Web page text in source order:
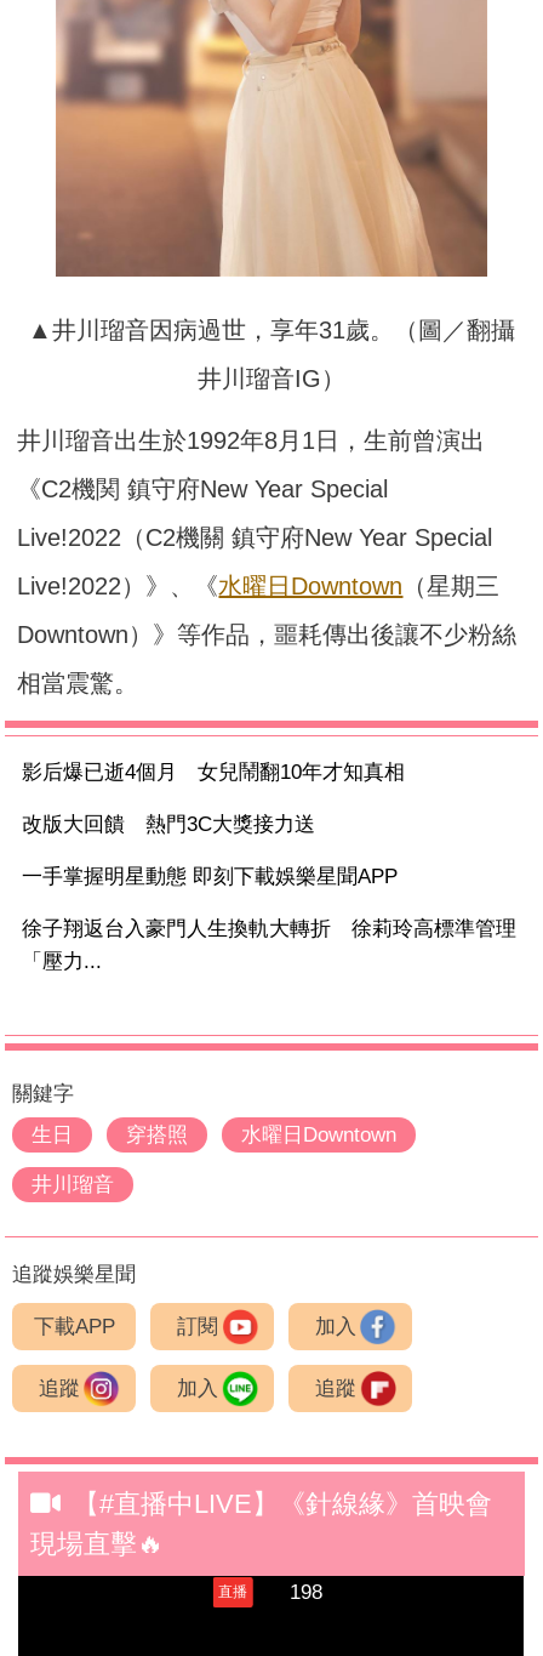
▲井川瑠音因病過世，享年31歲。（圖／翻攝
井川瑠音IG）
井川瑠音出生於1992年8月1日，生前曾演出
《C2機関 鎮守府New Year Special
Live!2022（C2機關 鎮守府New Year Special
Live!2022）》、《水曜日Downtown （星期三
Downtown）》等作品，噩耗傳出後讓不少粉絲
相當震驚。
影后爆已逝4個月 女兒鬧翻10年才知真相
改版大回饋 熱門3C大獎接力送
一手掌握明星動態 即刻下載娛樂星聞APP
徐子翔返台入豪門人生換軌大轉折 徐莉玲高標準管理
「壓力...
關鍵字
生日
穿搭照 水曜日Downtown
井川瑠音
追蹤娛樂星聞
下載APP 訂閱 加入
追蹤 加入 追蹤
【#直播中LIVE】《針線緣》首映會
現場直擊🔥